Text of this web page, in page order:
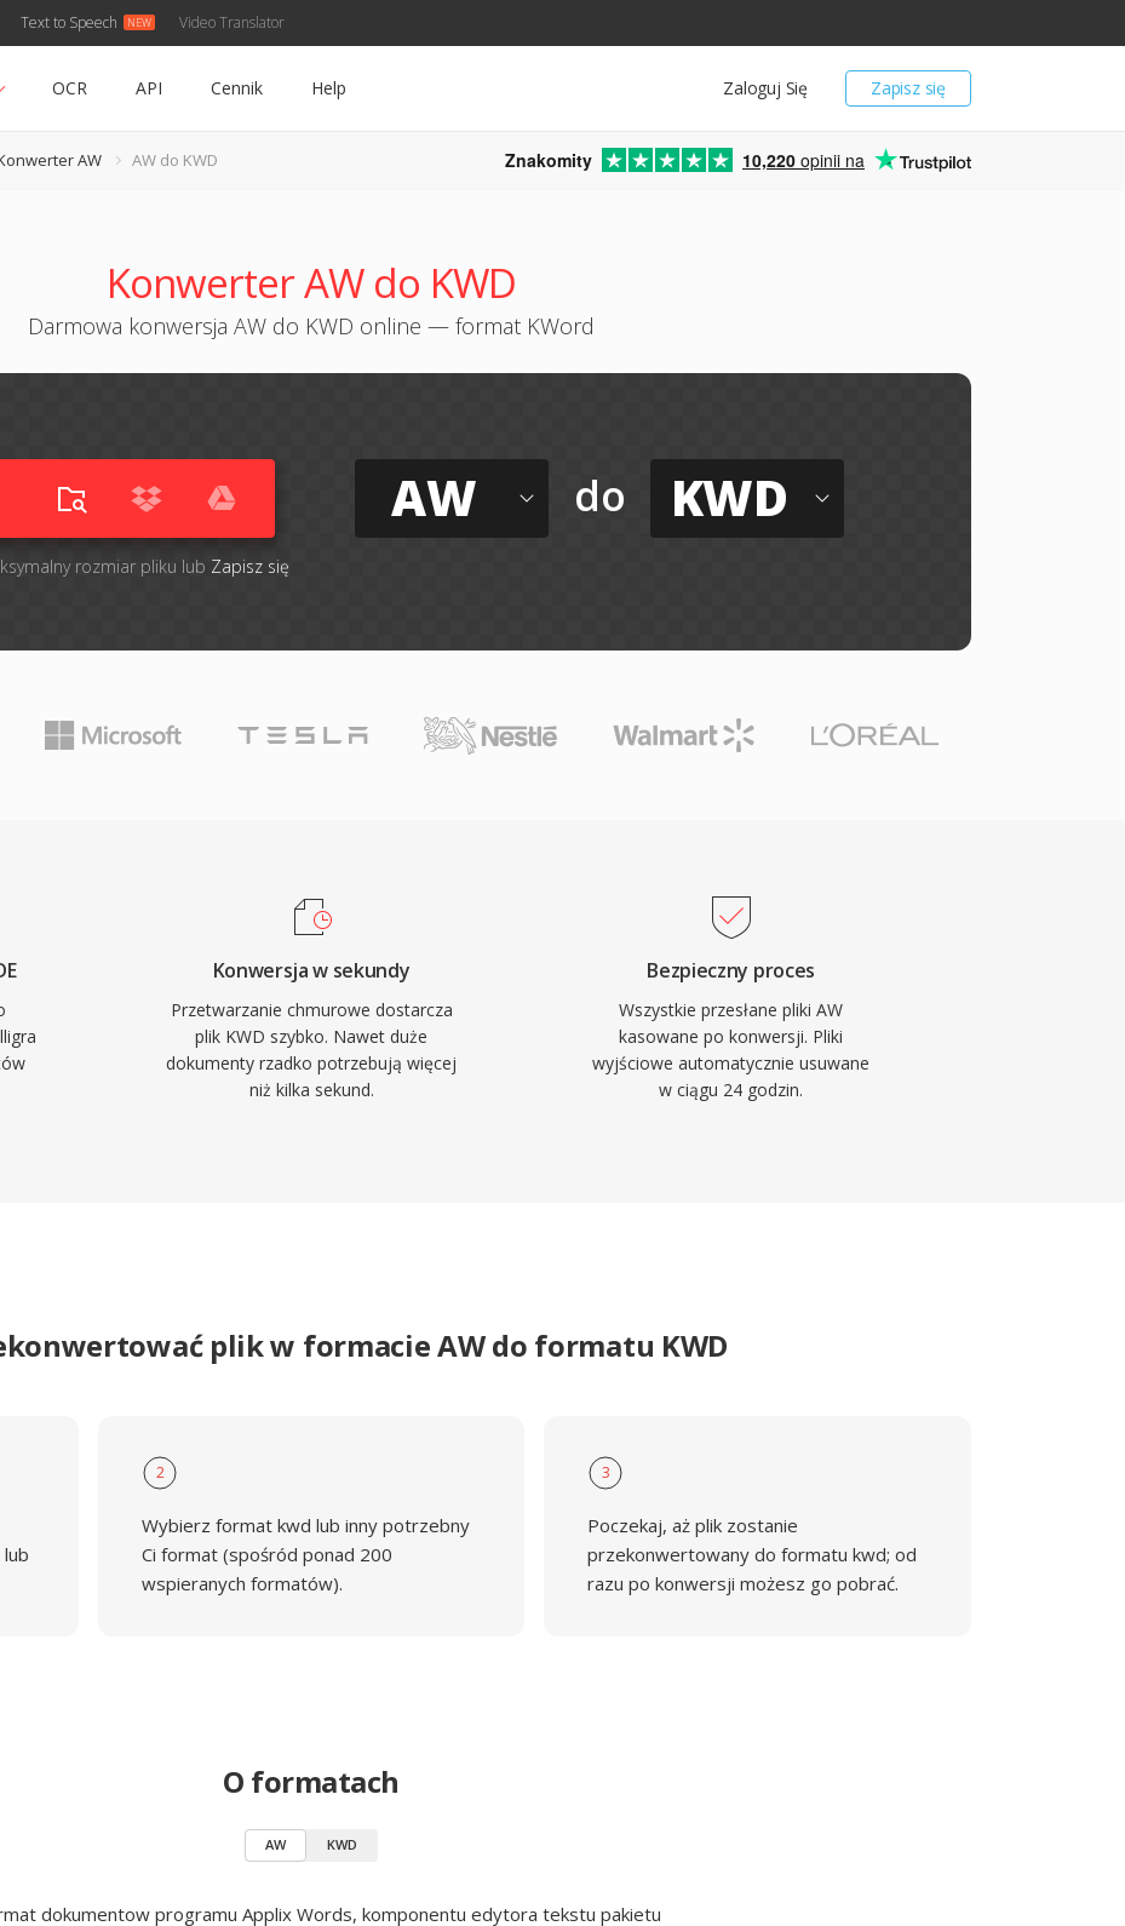
Text to Speech Video Translator
Zapisz się
Zaloguj Się
OCR API Cennik Help
AW AW do KWD Znakomity 10,220 opinii na
Konwerter AW do KWD
Darmowa konwersja AW do KWD online — format KWord
rozmiar pliku lub Zapisz się
AW do KWD
Konwersja w sekundy
Przetwarzanie chmurowe dostarcza
plik KWD szybko. Nawet duże
dokumenty rzadko potrzebują więcej
niż kilka sekund.
Bezpieczny proces
Wszystkie przesłane pliki AW
kasowane po konwersji. Pliki
wyjściowe automatycznie usuwane
w ciągu 24 godzin.
plik w formacie AW do formatu KWD
2
Wybierz format kwd lub inny potrzebny
Ci format (spośród ponad 200
wspieranych formatów).
3
Poczekaj, aż plik zostanie
przekonwertowany do formatu kwd; od
razu po konwersji możesz go pobrać.
O formatach
AW KWD
dokumentow programu Applix Words, komponentu edytora tekstu pakietu